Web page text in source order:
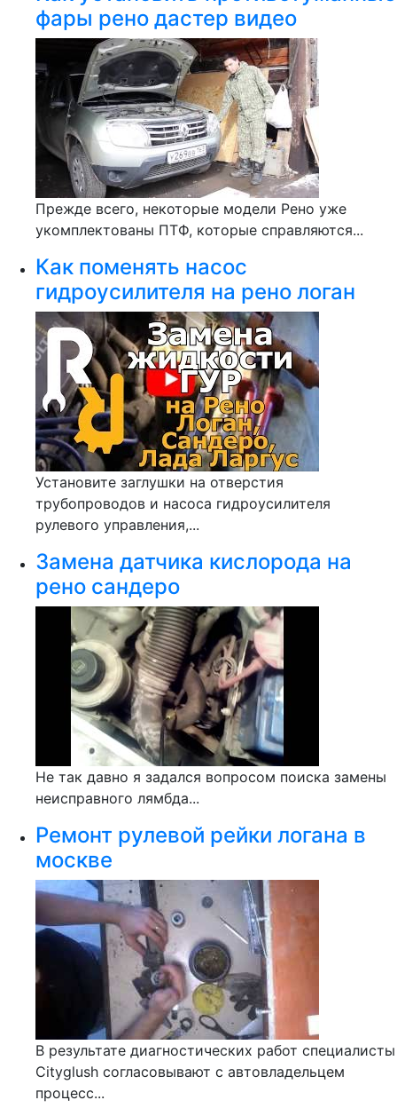
фары рено дастер видео
Прежде всего, некоторые модели Рено уже
укомплектованы ПТФ, которые справляются...
Как поменять насос
гидроусилителя на рено логан
Установите заглушки на отверстия
трубопроводов и насоса гидроусилителя
рулевого управления,...
Замена датчика кислорода на
рено сандеро
Не так давно я задался вопросом поиска замены
неисправного лямбда...
Ремонт рулевой рейки логана в
москве
В результате диагностических работ специалисты
Cityglush согласовывают с автовладельцем
процесс...